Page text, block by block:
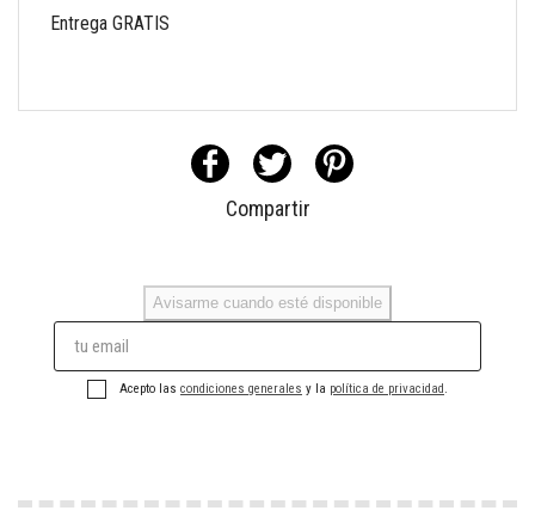
Entrega GRATIS
Compartir
Avisarme cuando esté disponible
Acepto las condiciones generales y la política de privacidad .